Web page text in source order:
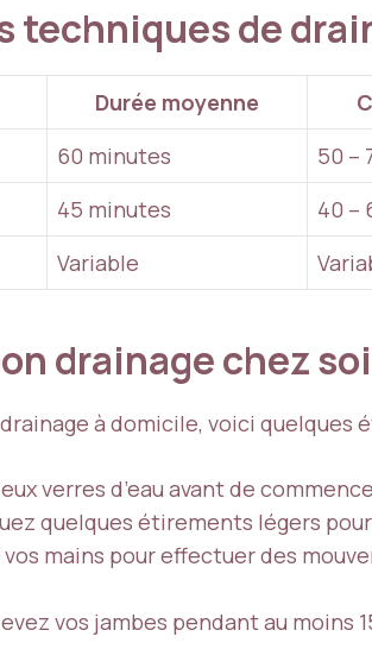
techniques de
Durée moyenne
60 minutes 50 –
45 minutes 40 –
Variable
drainage chez
à domicile, voici quelques
verres d’eau avant de
quelques étirements légers
mains pour effectuer des
vos jambes pendant au